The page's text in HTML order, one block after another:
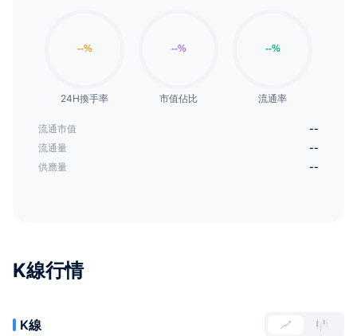
24H換手率 市值佔比 流通率
流通市值
--
流通量
--
供應量
--
K線行情
K線